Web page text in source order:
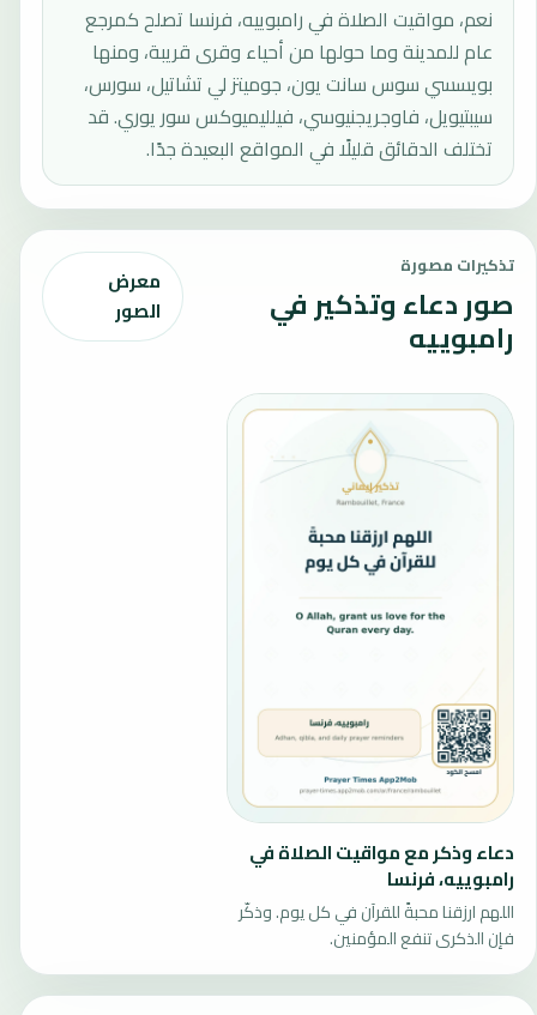
نعم، مواقيت الصلاة في رامبوييه، فرنسا تصلح كمرجع
عام للمدينة وما حولها من أحياء وقرى قريبة، ومنها
بويسسي سوس سانت يون، جوميتز لي تشاتيل، سورس،
سيبتيويل، فاوجريجنيوسي، فيلليميوكس سور يوري. قد
تختلف الدقائق قليلًا في المواقع البعيدة جدًا.
تذكيرات مصورة
صور دعاء وتذكير في
رامبوييه
معرض
الصور
دعاء وذكر مع مواقيت الصلاة في
رامبوييه، فرنسا
اللهم ارزقنا محبةً للقرآن في كل يوم. وذكّر
فإن الذكرى تنفع المؤمنين.